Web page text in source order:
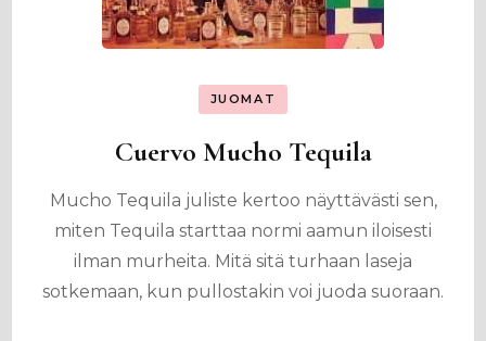
JUOMAT
Cuervo Mucho Tequila
Mucho Tequila juliste kertoo näyttävästi sen,
miten Tequila starttaa normi aamun iloisesti
ilman murheita. Mitä sitä turhaan laseja
sotkemaan, kun pullostakin voi juoda suoraan.